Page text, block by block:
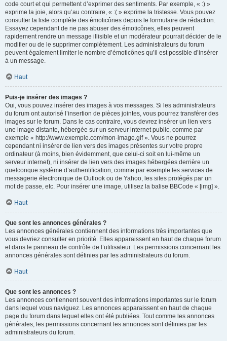
code court et qui permettent d’exprimer des sentiments. Par exemple, « :) »
exprime la joie, alors qu’au contraire, « :( » exprime la tristesse. Vous pouvez
consulter la liste complète des émoticônes depuis le formulaire de rédaction.
Essayez cependant de ne pas abuser des émoticônes, elles peuvent
rapidement rendre un message illisible et un modérateur pourrait décider de le
modifier ou de le supprimer complètement. Les administrateurs du forum
peuvent également limiter le nombre d’émoticônes qu’il est possible d’insérer
à un message.
Haut
Puis-je insérer des images ?
Oui, vous pouvez insérer des images à vos messages. Si les administrateurs
du forum ont autorisé l’insertion de pièces jointes, vous pourrez transférer des
images sur le forum. Dans le cas contraire, vous devrez insérer un lien vers
une image distante, hébergée sur un serveur internet public, comme par
exemple « http://www.exemple.com/mon-image.gif ». Vous ne pourrez
cependant ni insérer de lien vers des images présentes sur votre propre
ordinateur (à moins, bien évidemment, que celui-ci soit en lui-même un
serveur internet), ni insérer de lien vers des images hébergées derrière un
quelconque système d’authentification, comme par exemple les services de
messagerie électronique de Outlook ou de Yahoo, les sites protégés par un
mot de passe, etc. Pour insérer une image, utilisez la balise BBCode « [img] ».
Haut
Que sont les annonces générales ?
Les annonces générales contiennent des informations très importantes que
vous devriez consulter en priorité. Elles apparaissent en haut de chaque forum
et dans le panneau de contrôle de l’utilisateur. Les permissions concernant les
annonces générales sont définies par les administrateurs du forum.
Haut
Que sont les annonces ?
Les annonces contiennent souvent des informations importantes sur le forum
dans lequel vous naviguez. Les annonces apparaissent en haut de chaque
page du forum dans lequel elles ont été publiées. Tout comme les annonces
générales, les permissions concernant les annonces sont définies par les
administrateurs du forum.